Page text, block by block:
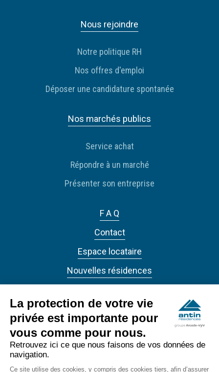
Nous rejoindre
Notre politique RH
Nos offres d'emploi
Déposer une candidature spontanée
Nos marchés publics
Service achat
Répondre à un marché
Présenter son entreprise
F A Q
Contact
Espace locataire
Nouvelles résidences
ANTIN RÉSIDENCES 2022 - Tous droits réservés
La protection de votre vie
privée est importante pour
vous comme pour nous.
Retrouvez ici ce que nous faisons de vos données de
navigation.
Ce site utilise des cookies, y compris des cookies tiers, afin d’assurer